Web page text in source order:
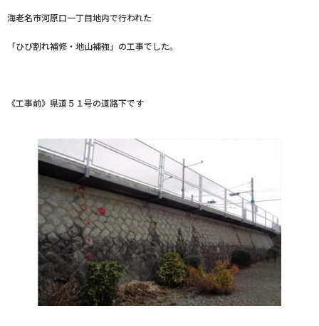
海老名市河原口一丁目地内で行われた
「ひび割れ補修・地山補強」の工事でした。
《工事前》県道５１号の道路下です